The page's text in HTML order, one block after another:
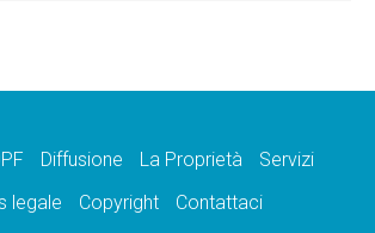
Diffusione La Proprietà
Servizi
legale
Copyright Contattaci